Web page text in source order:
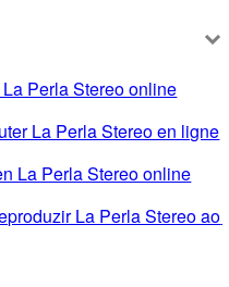
Perla Stereo online
La Perla Stereo en ligne
La Perla Stereo online
La Perla Stereo ao